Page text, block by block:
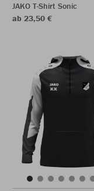
JAKO T-Shirt Sonic
ab 23,50 €